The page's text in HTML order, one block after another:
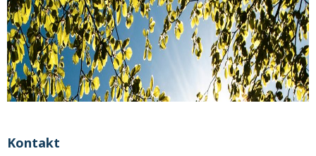
Kontakt